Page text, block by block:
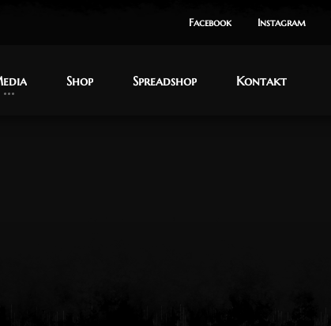
Facebook
Facebook Instagram
Instagram
Shop
Shop Spreadshop
Spreadshop Kontakt
Kontakt